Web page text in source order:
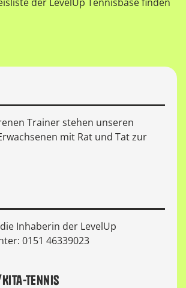
Trainer stehen unseren
mit Rat und Tat zur
Inhaberin der LevelUp
0151 46339023
Tennis